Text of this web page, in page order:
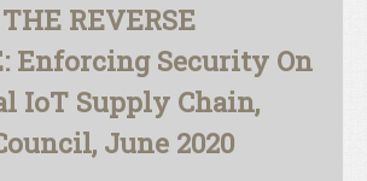
REVERSE
Enforcing Security On
IoT Supply Chain,
June 2020